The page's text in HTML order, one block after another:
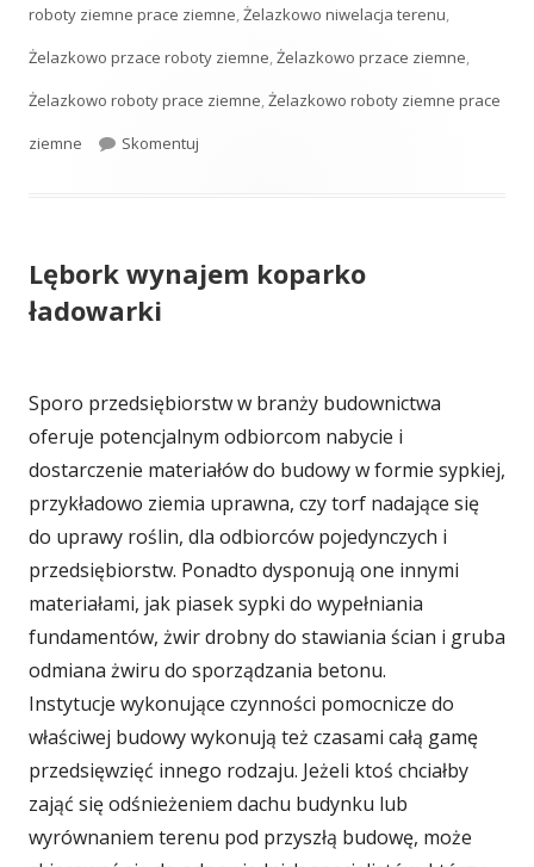
roboty ziemne prace ziemne,Żelazkowo niwelacja terenu,
Żelazkowo przace roboty ziemne,Żelazkowo przace ziemne,
Żelazkowo roboty prace ziemne,Żelazkowo roboty ziemne prace
ziemne
Skomentuj
Lębork wynajem koparko
ładowarki
Sporo przedsiębiorstw w branży budownictwa
oferuje potencjalnym odbiorcom nabycie i
dostarczenie materiałów do budowy w formie sypkiej,
przykładowo ziemia uprawna, czy torf nadające się
do uprawy roślin, dla odbiorców pojedynczych i
przedsiębiorstw. Ponadto dysponują one innymi
materiałami, jak piasek sypki do wypełniania
fundamentów, żwir drobny do stawiania ścian i gruba
odmiana żwiru do sporządzania betonu.
Instytucje wykonujące czynności pomocnicze do
właściwej budowy wykonują też czasami całą gamę
przedsięwzięć innego rodzaju. Jeżeli ktoś chciałby
zająć się odśnieżeniem dachu budynku lub
wyrównaniem terenu pod przyszłą budowę, może